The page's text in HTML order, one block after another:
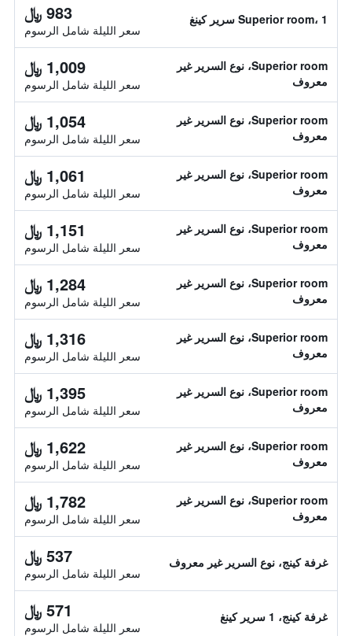
Superior room، 1 سرير كينغ 983 ﷼
سعر الليلة شامل الرسوم
Superior room، نوع السرير غير
معروف
1,009 ﷼
سعر الليلة شامل الرسوم
Superior room، نوع السرير غير
معروف
1,054 ﷼
سعر الليلة شامل الرسوم
Superior room، نوع السرير غير
معروف
1,061 ﷼
سعر الليلة شامل الرسوم
Superior room، نوع السرير غير
معروف
1,151 ﷼
سعر الليلة شامل الرسوم
Superior room، نوع السرير غير
معروف
1,284 ﷼
سعر الليلة شامل الرسوم
Superior room، نوع السرير غير
معروف
1,316 ﷼
سعر الليلة شامل الرسوم
Superior room، نوع السرير غير
معروف
1,395 ﷼
سعر الليلة شامل الرسوم
Superior room، نوع السرير غير
معروف
1,622 ﷼
سعر الليلة شامل الرسوم
Superior room، نوع السرير غير
معروف
1,782 ﷼
سعر الليلة شامل الرسوم
غرفة كينج، نوع السرير غير معروف 537 ﷼
سعر الليلة شامل الرسوم
غرفة كينج، 1 سرير كينغ 571 ﷼
سعر الليلة شامل الرسوم